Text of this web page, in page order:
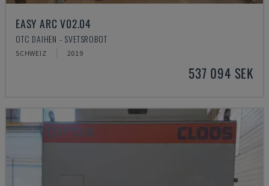
EASY ARC V02.04
OTC DAIHEN - SVETSROBOT
SCHWEIZ 2019
537 094 SEK